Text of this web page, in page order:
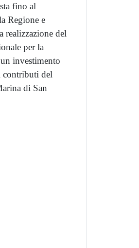
fino al
Regione e
realizzazione del
per la
investimento
contributi del
di San